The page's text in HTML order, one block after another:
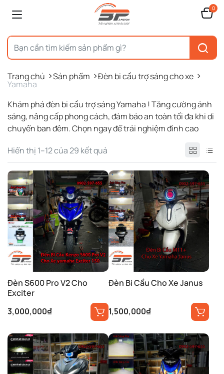
0
Trang chủ Sản phẩm Đèn bi cầu trợ sáng cho xe
Yamaha
Khám phá đèn bi cầu trợ sáng Yamaha ! Tăng cường ánh
sáng, nâng cấp phong cách, đảm bảo an toàn tối đa khi di
chuyển ban đêm. Chọn ngay để trải nghiệm đỉnh cao
Hiển thị 1–12 của 29 kết quả
sắp
xếp
theo
mới
nhất
Đèn S600 Pro V2 Cho
Exciter
3,000,000₫
Đèn Bi Cầu Cho Xe Janus
1,500,000₫